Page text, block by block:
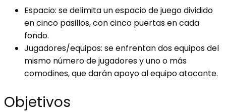
Espacio: se delimita un espacio de juego dividido
en cinco pasillos, con cinco puertas en cada
fondo.
Jugadores/equipos: se enfrentan dos equipos del
mismo número de jugadores y uno o más
comodines, que darán apoyo al equipo atacante.
Objetivos